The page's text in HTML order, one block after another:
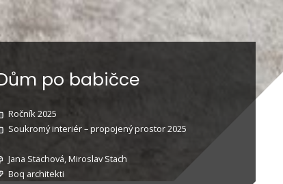
po babičce
Ročník 2025
Soukromý interiér – propojený prostor 2025
Jana Stachová, Miroslav Stach
Boq architekti